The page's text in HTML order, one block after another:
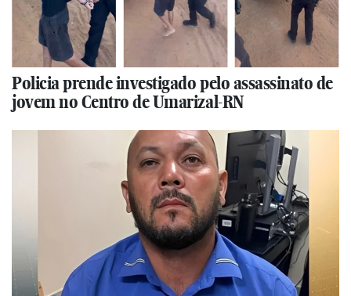
Policia prende investigado pelo assassinato de
jovem no Centro de Umarizal-RN